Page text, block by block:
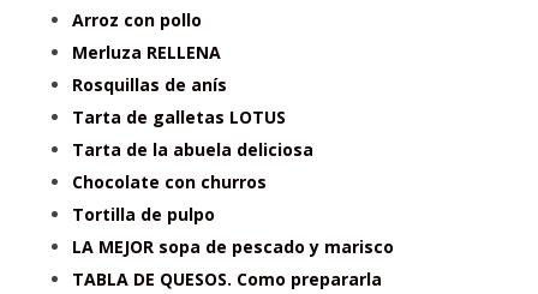
Arroz con pollo
Merluza RELLENA
Rosquillas de anís
Tarta de galletas LOTUS
Tarta de la abuela deliciosa
Chocolate con churros
Tortilla de pulpo
LA MEJOR sopa de pescado y marisco
TABLA DE QUESOS. Como prepararla